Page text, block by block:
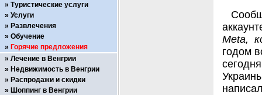
Meta,
годом
Туристические услуги
Услуги
Развлечения
Обучение
Горячие предложения
Лечение в Венгрии
Недвижимость в Венгрии
Распродажи и скидки
Шоппинг в Венгрии